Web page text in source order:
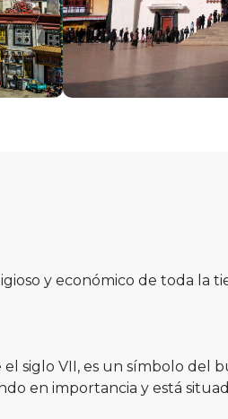
y económico de toda la
siglo VII, es un símbolo del
en importancia y está